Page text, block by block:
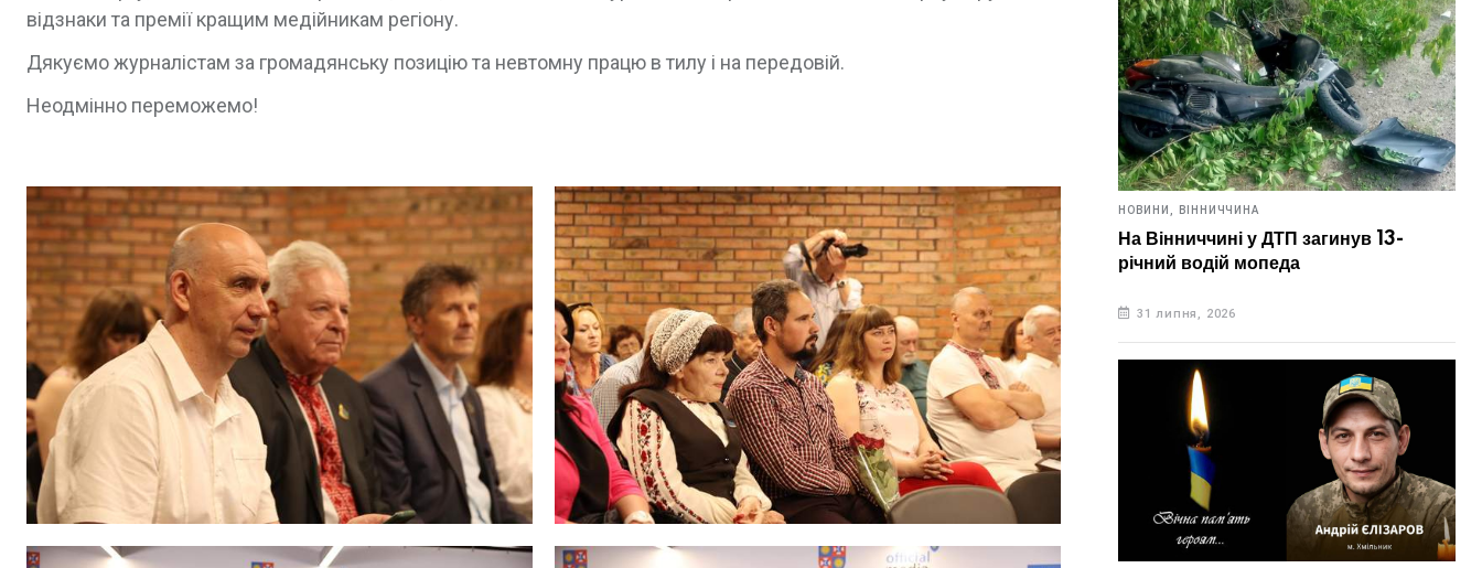
відзнаки та премії кращим медійникам регіону.
Дякуємо журналістам за громадянську позицію та невтомну працю в тилу і на передовій.
Неодмінно переможемо!
НОВИНИ, ВІННИЧЧИНА
На Вінниччині у ДТП загинув 13-
річний водій мопеда
31 липня, 2026